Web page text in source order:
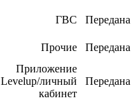
ГВС
Передана
Прочие Передана
Приложение
Levelup/личный
кабинет
Передана